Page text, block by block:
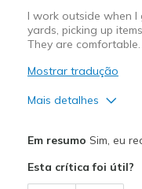
I work outside when
yards, picking up
They are
Mostrar tradução
Mais detalhes
Breathe Well
Em resumo Sim, eu
Esta crítica foi útil?